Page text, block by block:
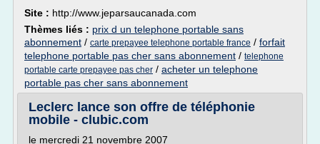
Site : http://www.jeparsaucanada.com
Thèmes liés : prix d un telephone portable sans
abonnement / carte prepayee telephone portable france / forfait
telephone portable pas cher sans abonnement / telephone
portable carte prepayee pas cher / acheter un telephone
portable pas cher sans abonnement
Leclerc lance son offre de téléphonie
mobile - clubic.com
le mercredi 21 novembre 2007